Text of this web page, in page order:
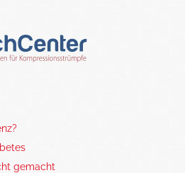
gemacht